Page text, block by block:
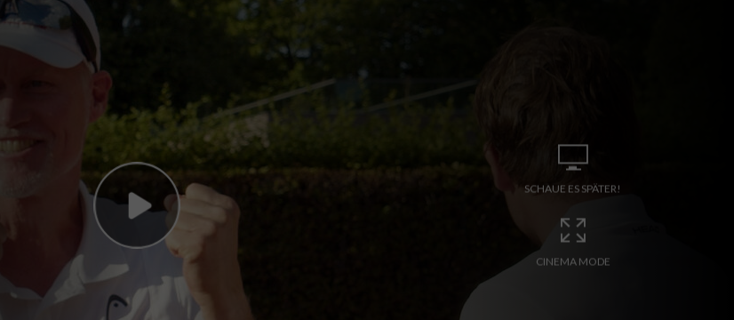
SCHAUE ES SPÄTER!
CINEMA MODE